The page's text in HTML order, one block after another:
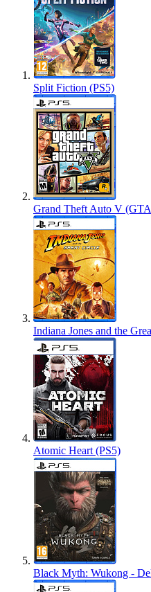
Split Fiction (PS5)
Grand Theft Auto V
Indiana Jones and the
Atomic Heart (PS5)
Black Myth: Wukong -